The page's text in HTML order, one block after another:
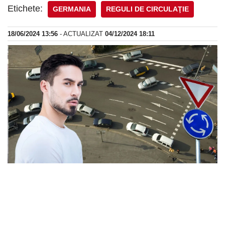
Etichete: GERMANIA REGULI DE CIRCULAŢIE
18/06/2024 13:56 - ACTUALIZAT 04/12/2024 18:11